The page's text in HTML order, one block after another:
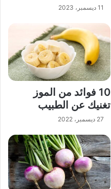
11 ديسمبر، 2023
10 فوائد من الموز
تغنيك عن الطبيب
27 ديسمبر، 2022